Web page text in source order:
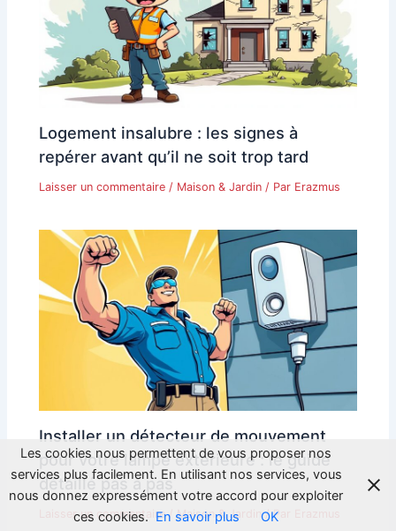
Logement insalubre : les signes à
repérer avant qu’il ne soit trop tard
Laisser un commentaire / Maison & Jardin / Par Erazmus
Installer un détecteur de mouvement
pour votre lampe extérieure : le guide
détaillé pas à pas
Laisser un commentaire /Maison & Jardin/ Par
Les cookies nous permettent de vous proposer nos
services plus facilement. En utilisant nos services, vous
nous donnez expressément votre accord pour exploiter
ces cookies. En savoir plus OK